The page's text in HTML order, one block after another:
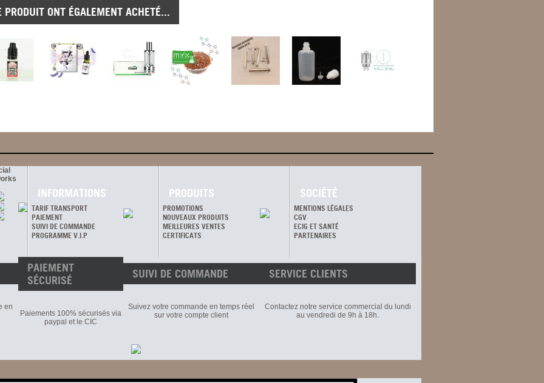
ONT ÉGALEMENT ACHETÉ...
INFORMATIONS
TARIF TRANSPORT
PAIEMENT
SUIVI DE COMMANDE
PROGRAMME V.I.P
PRODUITS
PROMOTIONS
NOUVEAUX PRODUITS
MEILLEURES VENTES
CERTIFICATS
SOCIÉTÉ
MENTIONS LÉGALES
CGV
ECIG ET SANTÉ
PARTENAIRES
en
PAIEMENT
SÉCURISÉ
Paiements 100% sécurisés via
paypal et le CIC
SUIVI DE COMMANDE
Suivez votre commande en temps réel
sur votre compte client
SERVICE CLIENTS
Contactez notre service commercial du lundi
au vendredi de 9h à 18h.